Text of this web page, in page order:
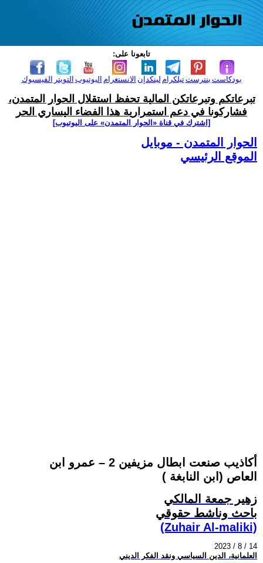
تابعونا على:
الفيسبوك التويتر اليوتيوب الانستغرام لينكدإن تيلكرامبنترست بودكاست
تبرعاتكم وتبرعاتكن المالية تحفظ استقلال الحوار المتمدن،
فشاركونا في دعم استمرارية هذا الفضاء اليساري الحر
[اشترك في قناة ‫«الحوار المتمدن» على اليوتيوب]
الحوار المتمدن - موبايل
الموقع الرئيسي
أكاذيب صنعت ابطال مزيفين 2 – عمرو ابن
العاص (ابن النابغة )
زهير جمعة المالكي
باحث وناشط حقوقي
(Zuhair Al-maliki)
2023 / 8 / 14
العلمانية، الدين السياسي ونقد الفكر الديني